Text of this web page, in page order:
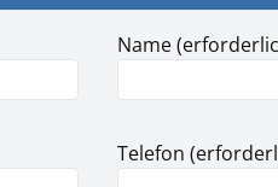
Name
Telefon